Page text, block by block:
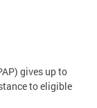
gives up to
to eligible